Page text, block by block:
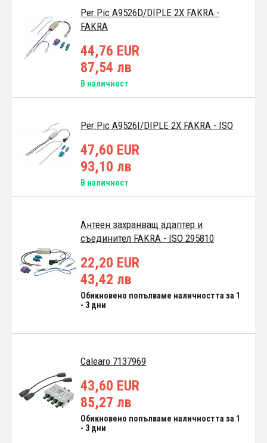
Per.Pic A9526D/DIPLE 2X FAKRA -
FAKRA
44,76 EUR
87,54 лв
В наличност
Per.Pic A9526I/DIPLE 2X FAKRA - ISO
47,60 EUR
93,10 лв
В наличност
Антеен захранващ адаптер и
съединител FAKRA - ISO 295810
22,20 EUR
43,42 лв
Обикновено попълваме наличността за 1
- 3 дни
Calearo 7137969
43,60 EUR
85,27 лв
Обикновено попълваме наличността за 1
- 3 дни